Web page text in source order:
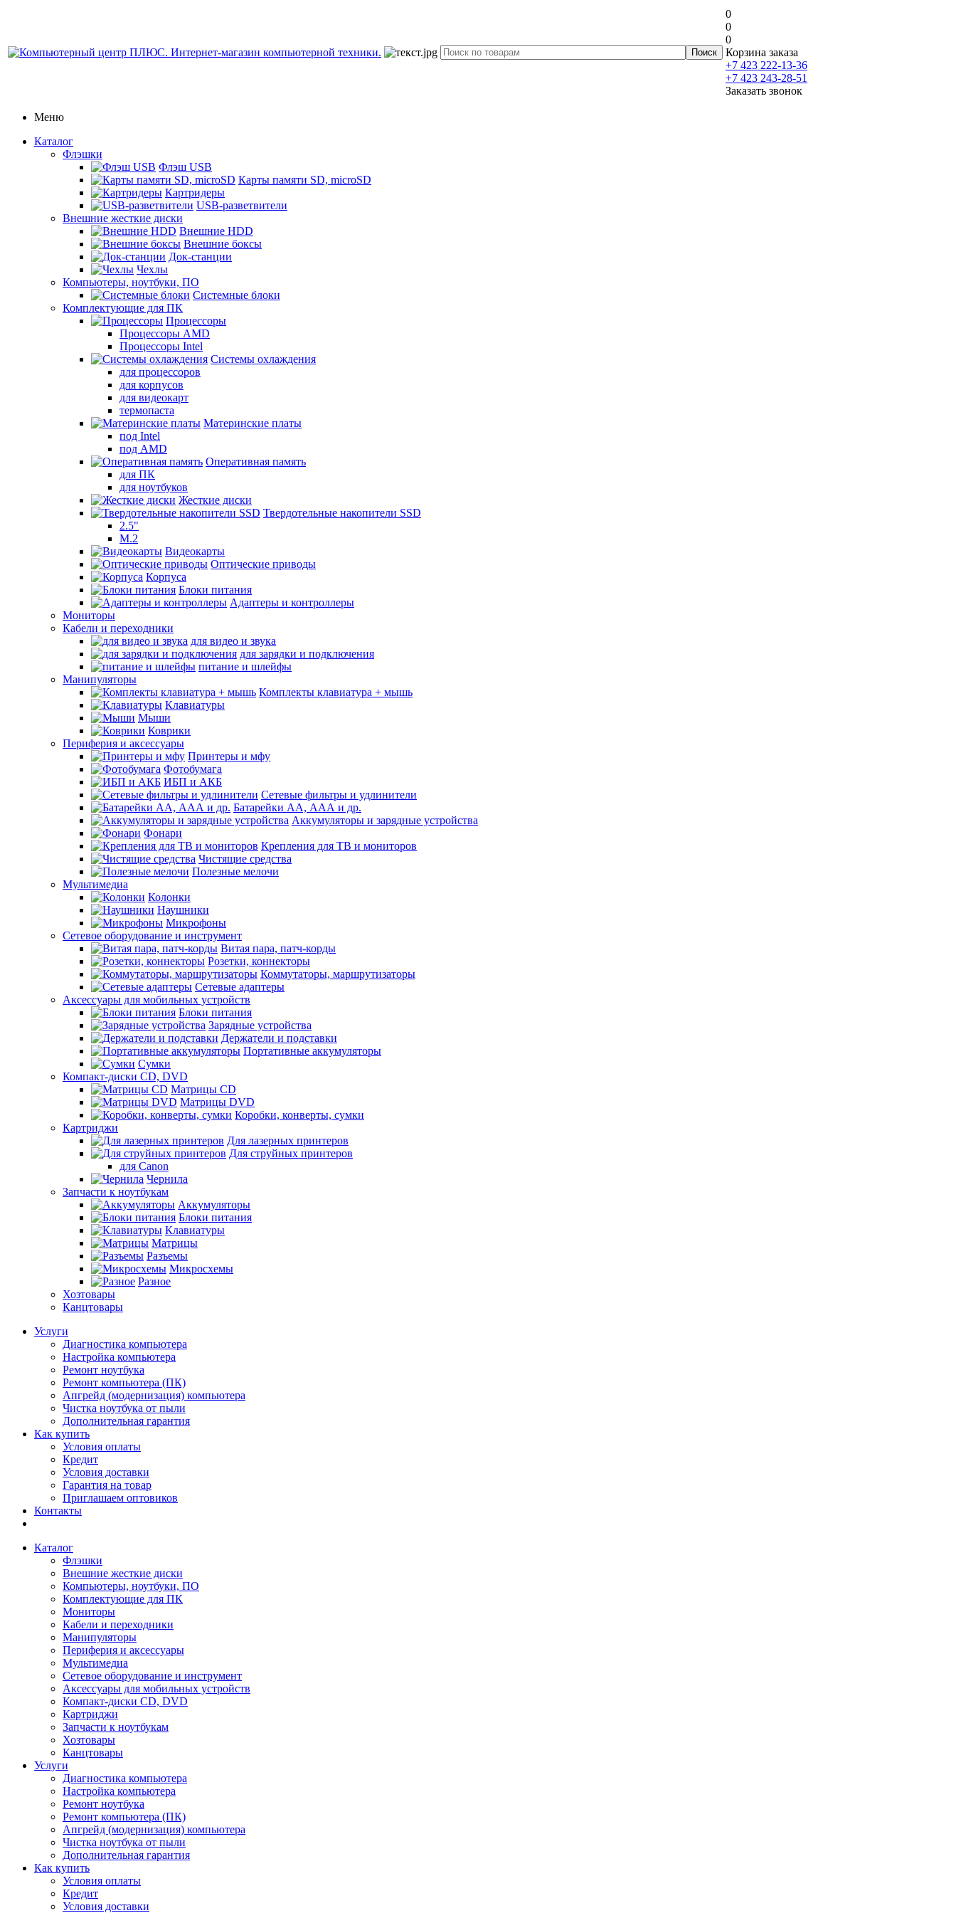
0
0
0
Корзина заказа
+7 423 222-13-36
+7 423 243-28-51
Заказать звонок
Меню
Каталог
Флэшки
Флэш USB
Карты памяти SD, microSD
Картридеры
USB-разветвители
Внешние жесткие диски
Внешние HDD
Внешние боксы
Док-станции
Чехлы
Компьютеры, ноутбуки, ПО
Системные блоки
Комплектующие для ПК
Процессоры
Процессоры AMD
Процессоры Intel
Системы охлаждения
для процессоров
для корпусов
для видеокарт
термопаста
Материнские платы
под Intel
под AMD
Оперативная память
для ПК
для ноутбуков
Жесткие диски
Твердотельные накопители SSD
2.5"
M.2
Видеокарты
Оптические приводы
Корпуса
Блоки питания
Адаптеры и контроллеры
Мониторы
Кабели и переходники
для видео и звука
для зарядки и подключения
питание и шлейфы
Манипуляторы
Комплекты клавиатура + мышь
Клавиатуры
Мыши
Коврики
Периферия и аксессуары
Принтеры и мфу
Фотобумага
ИБП и АКБ
Сетевые фильтры и удлинители
Батарейки АА, ААА и др.
Аккумуляторы и зарядные устройства
Фонари
Крепления для ТВ и мониторов
Чистящие средства
Полезные мелочи
Мультимедиа
Колонки
Наушники
Микрофоны
Сетевое оборудование и инструмент
Витая пара, патч-корды
Розетки, коннекторы
Коммутаторы, маршрутизаторы
Сетевые адаптеры
Аксессуары для мобильных устройств
Блоки питания
Зарядные устройства
Держатели и подставки
Портативные аккумуляторы
Сумки
Компакт-диски CD, DVD
Матрицы CD
Матрицы DVD
Коробки, конверты, сумки
Картриджи
Для лазерных принтеров
Для струйных принтеров
для Canon
Чернила
Запчасти к ноутбукам
Аккумуляторы
Блоки питания
Клавиатуры
Матрицы
Разъемы
Микросхемы
Разное
Хозтовары
Канцтовары
Услуги
Диагностика компьютера
Настройка компьютера
Ремонт ноутбука
Ремонт компьютера (ПК)
Апгрейд (модернизация) компьютера
Чистка ноутбука от пыли
Дополнительная гарантия
Как купить
Условия оплаты
Кредит
Условия доставки
Гарантия на товар
Приглашаем оптовиков
Контакты
Каталог
Флэшки
Внешние жесткие диски
Компьютеры, ноутбуки, ПО
Комплектующие для ПК
Мониторы
Кабели и переходники
Манипуляторы
Периферия и аксессуары
Мультимедиа
Сетевое оборудование и инструмент
Аксессуары для мобильных устройств
Компакт-диски CD, DVD
Картриджи
Запчасти к ноутбукам
Хозтовары
Канцтовары
Услуги
Диагностика компьютера
Настройка компьютера
Ремонт ноутбука
Ремонт компьютера (ПК)
Апгрейд (модернизация) компьютера
Чистка ноутбука от пыли
Дополнительная гарантия
Как купить
Условия оплаты
Кредит
Условия доставки